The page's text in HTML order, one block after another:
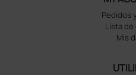
Pedidos
Lista
Mis